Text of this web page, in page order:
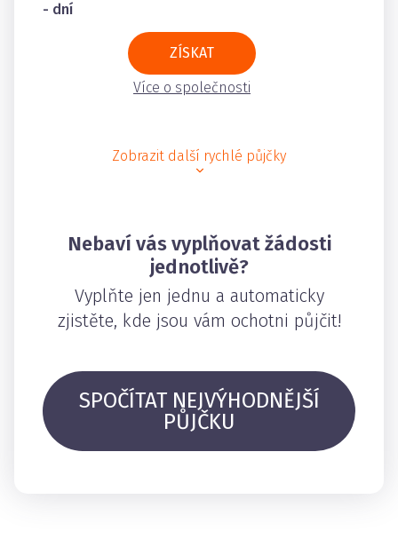
- dní
ZÍSKAT
Více o společnosti
Zobrazit další rychlé půjčky
Nebaví vás vyplňovat žádosti
jednotlivě?
Vyplňte jen jednu a automaticky
zjistěte, kde jsou vám ochotni půjčit!
SPOČÍTAT NEJVÝHODNĚJŠÍ
PŮJČKU